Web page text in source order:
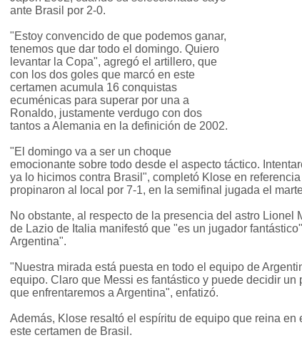
ante Brasil por 2-0.
"Estoy convencido de que podemos ganar,
tenemos que dar todo el domingo. Quiero
levantar la Copa", agregó el artillero, que
con los dos goles que marcó en este
certamen acumula 16 conquistas
ecuménicas para superar por una a
Ronaldo, justamente verdugo con dos
tantos a Alemania en la definición de 2002.
"El domingo va a ser un choque
emocionante sobre todo desde el aspecto táctico.
ya lo hicimos contra Brasil", completó Klose en
propinaron al local por 7-1, en la semifinal jugada el
No obstante, al respecto de la presencia del astro Lionel
de Lazio de Italia manifestó que "es un jugador
Argentina".
"Nuestra mirada está puesta en todo el equipo de
equipo. Claro que Messi es fantástico y puede decidir
que enfrentaremos a Argentina", enfatizó.
Además, Klose resaltó el espíritu de equipo que reina en
este certamen de Brasil.